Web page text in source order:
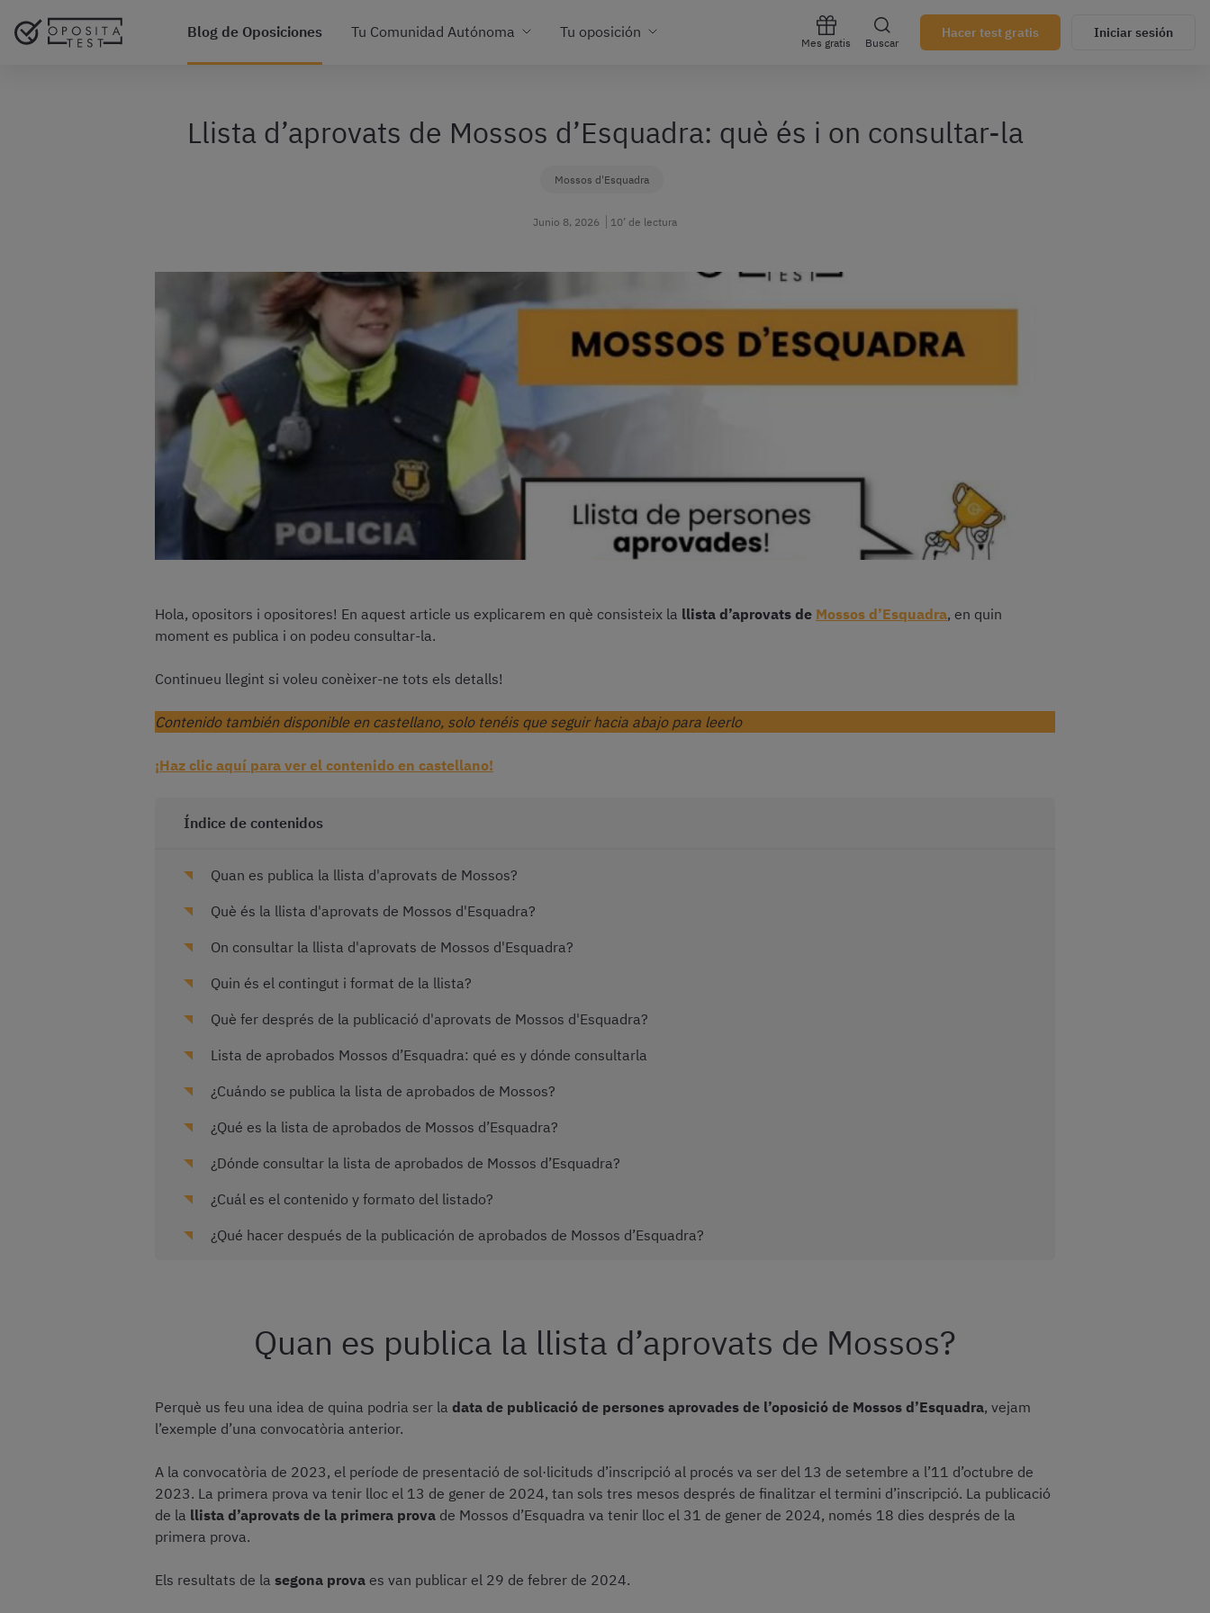
Blog de Oposiciones Tu Comunidad Autónoma Tu oposición
Mes gratis Buscar
Hacer test gratis Iniciar sesión
Llista d’aprovats de Mossos d’Esquadra: què és i on consultar-la
Mossos d'Esquadra
Junio 8, 2026 10’ de lectura
Hola, opositors i opositores! En aquest article us explicarem en què consisteix la llista d’aprovats de Mossos d’Esquadra, en quin
moment es publica i on podeu consultar-la.
Continueu llegint si voleu conèixer-ne tots els detalls!
Contenido también disponible en castellano, solo tenéis que seguir hacia abajo para leerlo
¡Haz clic aquí para ver el contenido en castellano!
Índice de contenidos
Quan es publica la llista d'aprovats de Mossos?
Què és la llista d'aprovats de Mossos d'Esquadra?
On consultar la llista d'aprovats de Mossos d'Esquadra?
Quin és el contingut i format de la llista?
Què fer després de la publicació d'aprovats de Mossos d'Esquadra?
Lista de aprobados Mossos d’Esquadra: qué es y dónde consultarla
¿Cuándo se publica la lista de aprobados de Mossos?
¿Qué es la lista de aprobados de Mossos d’Esquadra?
¿Dónde consultar la lista de aprobados de Mossos d’Esquadra?
¿Cuál es el contenido y formato del listado?
¿Qué hacer después de la publicación de aprobados de Mossos d’Esquadra?
Quan es publica la llista d’aprovats de Mossos?
Perquè us feu una idea de quina podria ser la data de publicació de persones aprovades de l’oposició de Mossos d’Esquadra, vejam
l’exemple d’una convocatòria anterior.
A la convocatòria de 2023, el període de presentació de sol·licituds d’inscripció al procés va ser del 13 de setembre a l’11 d’octubre de
2023. La primera prova va tenir lloc el 13 de gener de 2024, tan sols tres mesos després de finalitzar el termini d’inscripció. La publicació
de la llista d’aprovats de la primera prova de Mossos d’Esquadra va tenir lloc el 31 de gener de 2024, només 18 dies després de la
primera prova.
Els resultats de la segona prova es van publicar el 29 de febrer de 2024.